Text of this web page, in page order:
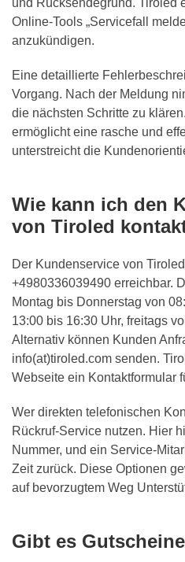
und Rücksendegrund. Tiroled
Online-Tools „Servicefall
anzukündigen.
Eine detaillierte
Vorgang. Nach der Meldung
die nächsten Schritte zu
ermöglicht eine rasche und
unterstreicht die
Wie kann ich den
von Tiroled
Der Kundenservice von
+4980336039490 erreichbar.
Montag bis Donnerstag von
13:00 bis 16:30 Uhr, freitags
Alternativ können Kunden
info(at)tiroled.com senden.
Webseite ein Kontaktformular
Wer direkten telefonischen
Rückruf-Service nutzen. Hier
Nummer, und ein Service-
Zeit zurück. Diese Optionen
auf bevorzugtem Weg
Gibt es